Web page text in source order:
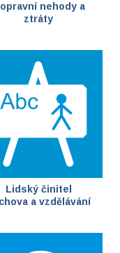
nehody a
ztráty
Lidský činitel
a vzdělávání